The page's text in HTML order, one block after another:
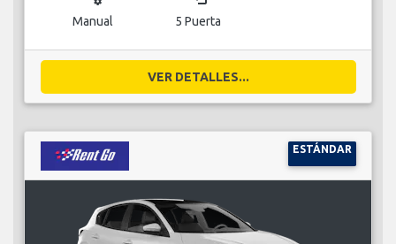
Manual 5 Puerta
VER DETALLES...
ESTÁNDAR